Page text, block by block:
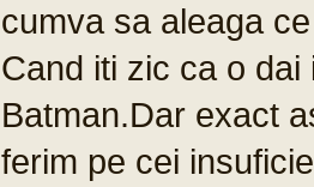
cumva sa aleaga
Cand iti zic ca o
Batman.Dar exact
ferim pe cei